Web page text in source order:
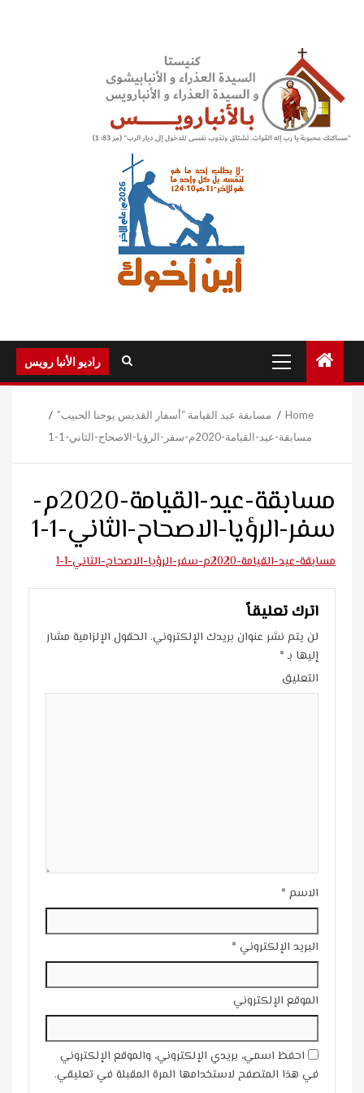
Menu
راديو الأنبا رويس
Home
مسابقة عيد القيامة “أسفار القديس يوحنا الحبيب”
مسابقة-عيد-القيامة-2020م-سفر-الرؤيا-الاصحاح-الثاني-1-1
مسابقة-عيد-القيامة-2020م-
سفر-الرؤيا-الاصحاح-الثاني-1-1
مسابقة-عيد-القيامة-2020م-سفر-الرؤيا-الاصحاح-الثاني-1-1
اترك تعليقاً
لن يتم نشر عنوان بريدك الإلكتروني. الحقول الإلزامية مشار
إليها بـ*
التعليق
الاسم *
البريد الإلكتروني *
الموقع الإلكتروني
احفظ اسمي، بريدي الإلكتروني، والموقع الإلكتروني
في هذا المتصفح لاستخدامها المرة المقبلة في تعليقي.